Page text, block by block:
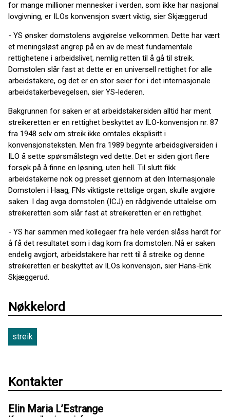
for mange millioner mennesker i verden, som ikke har nasjonal
lovgivning, er ILOs konvensjon svært viktig, sier Skjæggerud
- YS ønsker domstolens avgjørelse velkommen. Dette har vært
et meningsløst angrep på en av de mest fundamentale
rettighetene i arbeidslivet, nemlig retten til å gå til streik.
Domstolen slår fast at dette er en universell rettighet for alle
arbeidstakere, og det er en stor seier for i det internasjonale
arbeidstakerbevegelsen, sier YS-lederen.
Bakgrunnen for saken er at arbeidstakersiden alltid har ment
streikeretten er en rettighet beskyttet av ILO-konvensjon nr. 87
fra 1948 selv om streik ikke omtales eksplisitt i
konvensjonsteksten. Men fra 1989 begynte arbeidsgiversiden i
ILO å sette spørsmålstegn ved dette. Det er siden gjort flere
forsøk på å finne en løsning, uten hell. Til slutt fikk
arbeidstakerne nok og presset gjennom at den Internasjonale
Domstolen i Haag, FNs viktigste rettslige organ, skulle avgjøre
saken. I dag avga domstolen (ICJ) en rådgivende uttalelse om
streikeretten som slår fast at streikeretten er en rettighet.
- YS har sammen med kollegaer fra hele verden slåss hardt for
å få det resultatet som i dag kom fra domstolen. Nå er saken
endelig avgjort, arbeidstakere har rett til å streike og denne
streikeretten er beskyttet av ILOs konvensjon, sier Hans-Erik
Skjæggerud.
Nøkkelord
streik
Kontakter
Elin Maria L’Estrange